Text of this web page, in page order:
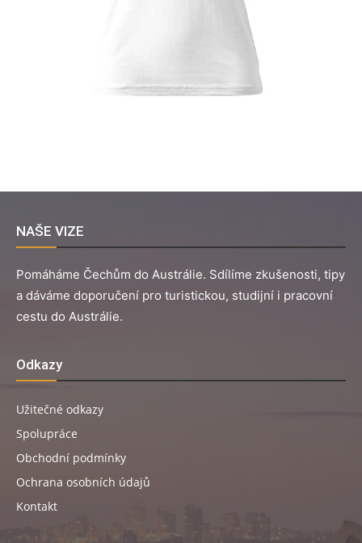
NAŠE VIZE
Pomáháme Čechům do Austrálie. Sdílíme zkušenosti, tipy
a dáváme doporučení pro turistickou, studijní i pracovní
cestu do Austrálie.
Odkazy
Užitečné odkazy
Spolupráce
Obchodní podmínky
Ochrana osobních údajů
Kontakt